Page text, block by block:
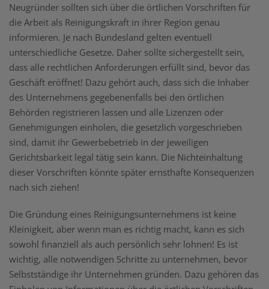
Neugründer sollten sich über die örtlichen Vorschriften für
die Arbeit als Reinigungskraft in ihrer Region genau
informieren. Je nach Bundesland gelten eventuell
unterschiedliche Gesetze. Daher sollte sichergestellt sein,
dass alle rechtlichen Anforderungen erfüllt sind, bevor das
Geschäft eröffnet! Dazu gehört auch, dass sich die Inhaber
des Unternehmens gegebenenfalls bei den örtlichen
Behörden registrieren lassen und alle Lizenzen oder
Genehmigungen einholen, die gesetzlich vorgeschrieben
sind, damit ihr Gewerbebetrieb in der jeweiligen
Gerichtsbarkeit legal tätig sein kann. Die Nichteinhaltung
dieser Vorschriften könnte später ernsthafte Konsequenzen
nach sich ziehen!
Die Gründung eines Reinigungsunternehmens ist keine
Kleinigkeit, aber wenn man es richtig macht, kann es sich
sowohl finanziell als auch persönlich sehr lohnen! Es ist
wichtig, alle notwendigen Schritte zu unternehmen, bevor
Selbstständige ihr Unternehmen gründen. Dazu gehören das